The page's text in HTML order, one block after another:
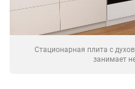
Стационарная плита с
занимает